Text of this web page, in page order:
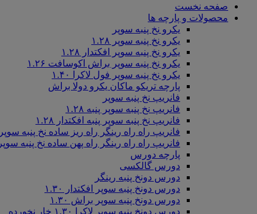
صفحه نخست
محصولات و پارچه ها
یکرو نخ پنبه سوپر
یکرو نخ پنبه سوپر ۱.۲۸
یکرو نخ پنبه سوپر افکتدار ۱.۲۸
یکرو نخ پنبه سوپر براش اکوسافت ۱.۲۶
یکرو نخ پنبه سوپر فول لاکرا ۱.۴۰
پارچه تریکو ماکان یکرو دولا براش
فانریپ نخ پنبه سوپر
فانریپ نخ پنبه سوپر پنبه ۱.۲۸
فانریپ نخ پنبه سوپر پنبه افکتدار ۱.۲۸
فانریپ راه راه رینگر راه ریز ساده نخ پنبه سوپر
فانریپ راه راه رینگر راه پهن ساده نخ پنبه سوپر
پارچه دورس
دورس گالکسی
دورس دونخ پنبه رینگر
دورس دونخ پنبه سوپر افکتدار ۱.۳۰
دورس دونخ پنبه سوپر براش ۱.۳۰
دورس دونخ پنبه سوپر لاکرا ۱.۳۰ خار نخورده